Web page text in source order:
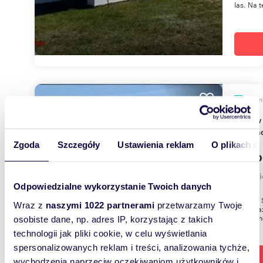
Zgoda Szczegóły Ustawienia reklam O plikach
Odpowiedzialne wykorzystanie Twoich danych
Wraz z naszymi 1022 partnerami przetwarzamy Twoje
osobiste dane, np. adres IP, korzystając z takich
technologii jak pliki cookie, w celu wyświetlania
spersonalizowanych reklam i treści, analizowania tychże,
las. Na
m
Dom w Puszczy Kaliska - 120 m², gotowy do
299
dom
DOM W